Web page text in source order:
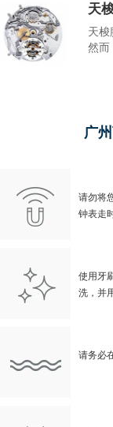
天
天梭
然而
广
请勿将
钟表走
使用牙
洗，并
请务必